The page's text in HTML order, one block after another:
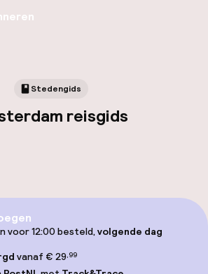
Stedengids
reisgids
voor 12:00 besteld,volgende dag
vanaf € 29,99